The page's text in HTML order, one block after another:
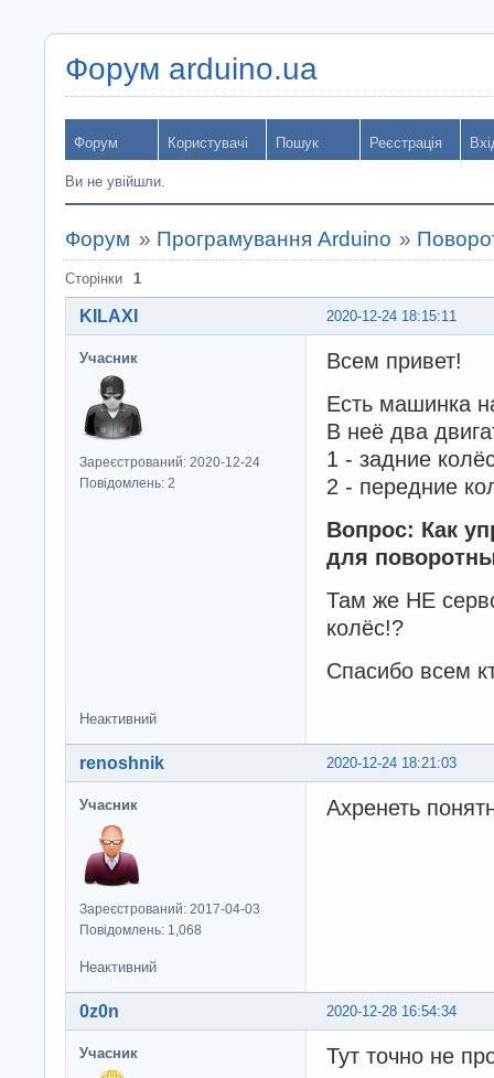
Форум arduino.ua
Форум Користувачі Пошук Реєстрація
Ви не увійшли.
Форум » Програмування Arduino »
Сторінки 1
2020-12-24 18:15:11
KILAXI
Учасник
Зареєстрований: 2020-12-24
Повідомлень: 2
Всем привет!
Есть машинка
В неё два
1 - задние
2 - передние
Вопрос: Как
для
Там же НЕ
колёс!?
Спасибо всем
Неактивний
2020-12-24 18:21:03
renoshnik
Учасник
Зареєстрований: 2017-04-03
Повідомлень: 1,068
Ахренеть
Неактивний
2020-12-28 16:54:34
0z0n
Учасник
Тут точно не